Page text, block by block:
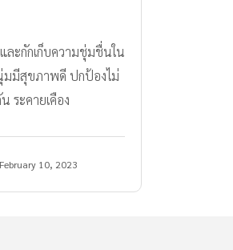
ละกักเก็บความชุ่มชื่นใน
มมีสุขภาพดี ปกป้องไม่
ระคายเคือง
February 10, 2023